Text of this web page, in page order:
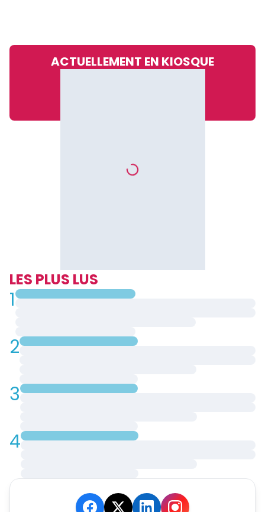
ACTUELLEMENT EN KIOSQUE
LES PLUS LUS
1
2
3
4